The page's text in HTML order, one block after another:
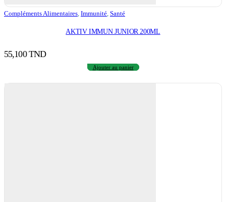
Compléments Alimentaires Immunité Santé
AKTIV IMMUN JUNIOR 200ML
55,100TND
Ajouter au panier